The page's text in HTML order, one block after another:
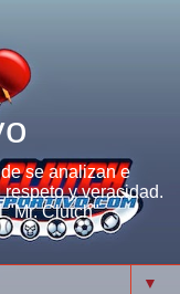
se analizan e
y veracidad.
"Mr. Clutch"
▼